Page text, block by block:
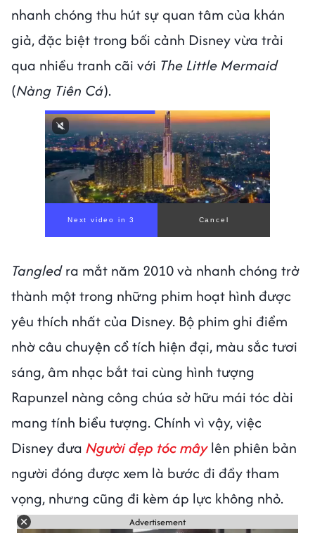
nhanh chóng thu hút sự quan tâm của khán
giả, đặc biệt trong bối cảnh Disney vừa trải
qua nhiều tranh cãi với The Little Mermaid
(Nàng Tiên Cá).
Next video in 1 Cancel
Tangledra mắt năm 2010 và nhanh chóng trở
thành một trong những phim hoạt hình được
yêu thích nhất của Disney. Bộ phim ghi điểm
nhờ câu chuyện cổ tích hiện đại, màu sắc tươi
sáng, âm nhạc bắt tai cùng hình tượng
Rapunzel nàng công chúa sở hữu mái tóc dài
mang tính biểu tượng. Chính vì vậy, việc
Disney đưa Người đẹp tóc mâylên phiên bản
người đóng được xem là bước đi đầy tham
vọng, nhưng cũng đi kèm áp lực không nhỏ.
Advertisement